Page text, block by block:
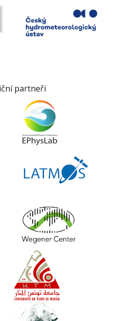
partneři